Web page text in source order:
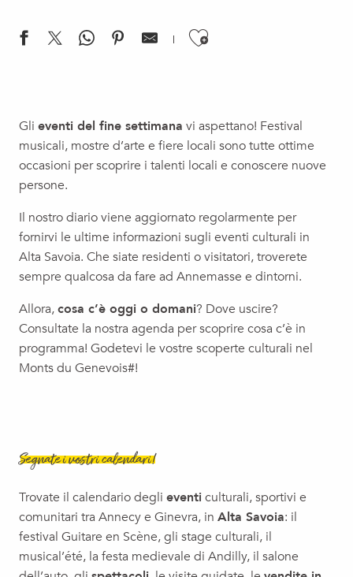
Ajouter aux
Balade au bord des Usses les pieds dans l'eau
Cirque : "Automne" - Julie Travert
Theater | A Mother's Pain
15ème édition du Festival Rêve de Montagnes
Jazz au Moulin
Conferenza | Un percorso nel cuore della giustizia, Marie-
Spettacolo per famiglie | Ô, Cie La Volubile
Le voyage de Michel Butor - l'escape box
Attività per famiglie alla funivia della Salève
Gli eventi del fine settimana vi aspettano! Festival
musicali, mostre d’arte e fiere locali sono tutte ottime
occasioni per scoprire i talenti locali e conoscere nuove
persone.
Il nostro diario viene aggiornato regolarmente per
fornirvi le ultime informazioni sugli eventi culturali in
Alta Savoia. Che siate residenti o visitatori, troverete
sempre qualcosa da fare ad Annemasse e dintorni.
Allora,cosa c’è oggi o domani? Dove uscire?
Consultate la nostra agenda per scoprire cosa c’è in
programma! Godetevi le vostre scoperte culturali nel
Monts du Genevois#!
Segnate i vostri calendari!
Trovate il calendario degli eventiculturali, sportivi e
comunitari tra Annecy e Ginevra, in Alta Savoia: il
festival Guitare en Scène, gli stage culturali, il
musical’été, la festa medievale di Andilly, il salone